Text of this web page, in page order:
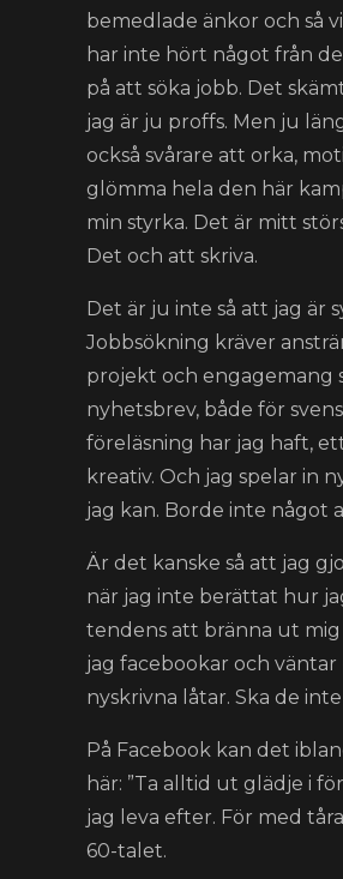
bemedlade änkor och så
har inte hört något från
på att söka jobb. Det
jag är ju proffs. Men ju
också svårare att orka,
glömma hela den här
min styrka. Det är mitt
Det och att skriva.
Det är ju inte så att jag är
Jobbsökning kräver
projekt och engagemang
nyhetsbrev, både för
föreläsning har jag haft,
kreativ. Och jag spelar in
jag kan. Borde inte något
Är det kanske så att jag
när jag inte berättat hur
tendens att bränna ut mig
jag facebookar och
nyskrivna låtar. Ska de
På Facebook kan det
här: ”Ta alltid ut glädje i
jag leva efter. För med
60-talet.